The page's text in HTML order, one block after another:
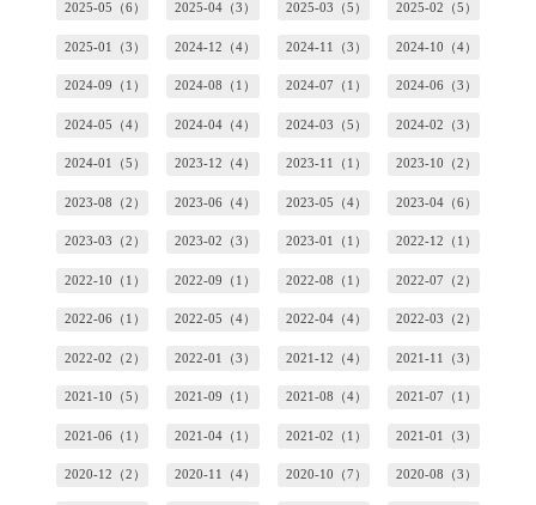
2025-05（6） 2025-04（3） 2025-03（5） 2025-02（5）
2025-01（3） 2024-12（4） 2024-11（3） 2024-10（4）
2024-09（1） 2024-08（1） 2024-07（1） 2024-06（3）
2024-05（4） 2024-04（4） 2024-03（5） 2024-02（3）
2024-01（5） 2023-12（4） 2023-11（1） 2023-10（2）
2023-08（2） 2023-06（4） 2023-05（4） 2023-04（6）
2023-03（2） 2023-02（3） 2023-01（1） 2022-12（1）
2022-10（1） 2022-09（1） 2022-08（1） 2022-07（2）
2022-06（1） 2022-05（4） 2022-04（4） 2022-03（2）
2022-02（2） 2022-01（3） 2021-12（4） 2021-11（3）
2021-10（5） 2021-09（1） 2021-08（4） 2021-07（1）
2021-06（1） 2021-04（1） 2021-02（1） 2021-01（3）
2020-12（2） 2020-11（4） 2020-10（7） 2020-08（3）